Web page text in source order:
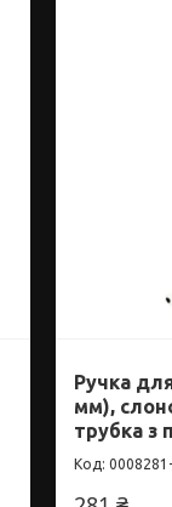
Ручка
мм),
трубка з